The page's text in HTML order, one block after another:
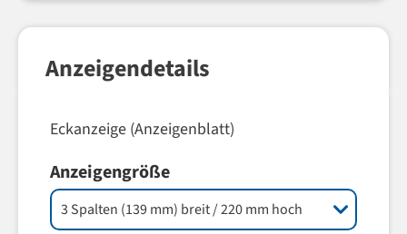
Anzeigendetails
Eckanzeige (Anzeigenblatt)
Anzeigengröße